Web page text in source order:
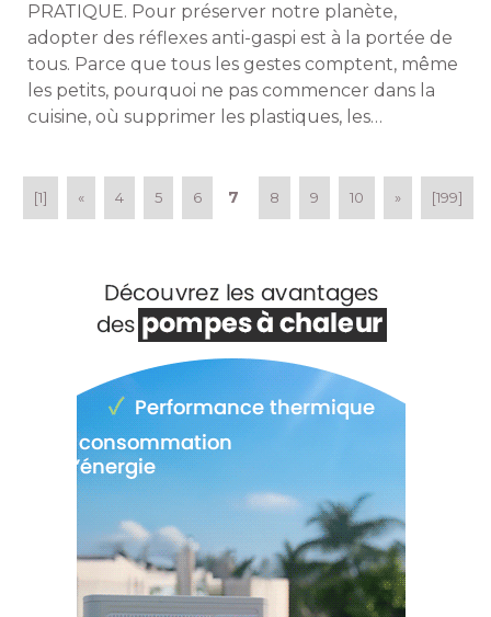
PRATIQUE. Pour préserver notre planète,
adopter des réflexes anti-gaspi est à la portée de
tous. Parce que tous les gestes comptent, même
les petits, pourquoi ne pas commencer dans la
cuisine, où supprimer les plastiques, les
[1] « 4 5 6 7 8 9 10 » [199]